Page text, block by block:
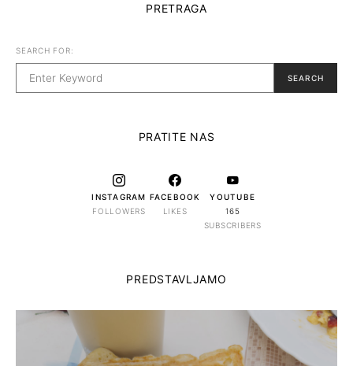
PRETRAGA
SEARCH FOR:
SEARCH
PRATITE NAS
INSTAGRAM
FOLLOWERS
FACEBOOK
LIKES
YOUTUBE
165
SUBSCRIBERS
PREDSTAVLJAMO